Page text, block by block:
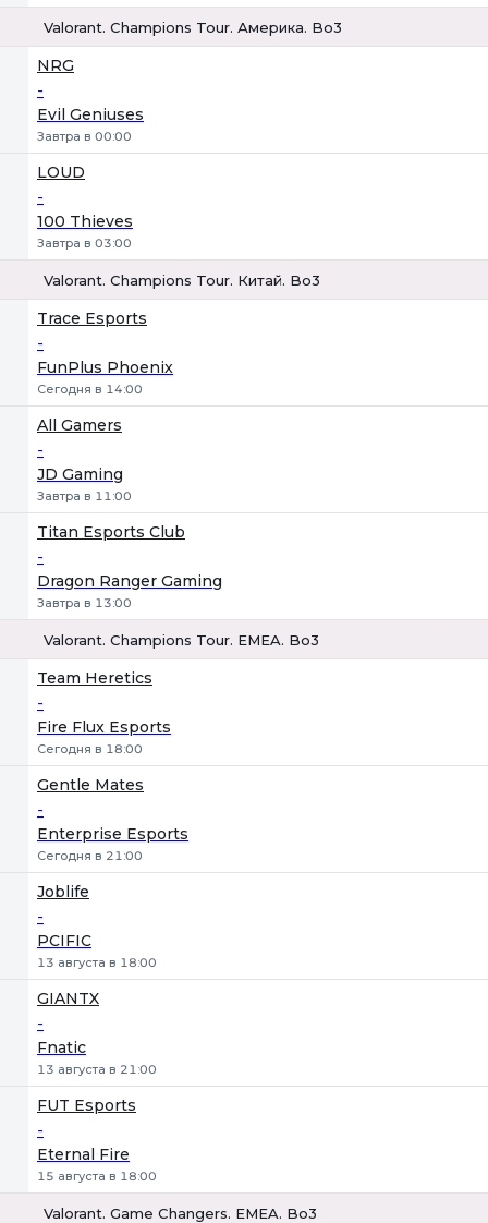
Valorant. Champions Tour. Америка. Bo3
NRG
-
Evil Geniuses
Завтра в 00:00
LOUD
-
100 Thieves
Завтра в 03:00
Valorant. Champions Tour. Китай. Bo3
Trace Esports
-
FunPlus Phoenix
Сегодня в 14:00
All Gamers
-
JD Gaming
Завтра в 11:00
Titan Esports Club
-
Dragon Ranger Gaming
Завтра в 13:00
Valorant. Champions Tour. EMEA. Bo3
Team Heretics
-
Fire Flux Esports
Сегодня в 18:00
Gentle Mates
-
Enterprise Esports
Сегодня в 21:00
Joblife
-
PCIFIC
13 августа в 18:00
GIANTX
-
Fnatic
13 августа в 21:00
FUT Esports
-
Eternal Fire
15 августа в 18:00
Valorant. Game Changers. EMEA. Bo3